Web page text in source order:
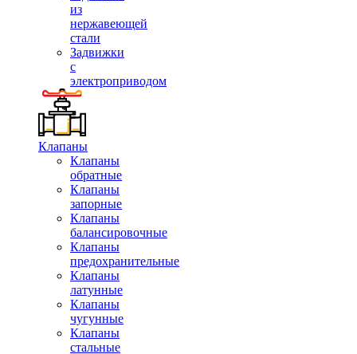
из
нержавеющей
стали
Задвижки
с
электроприводом
Клапаны
Клапаны
обратные
Клапаны
запорные
Клапаны
балансировочные
Клапаны
предохранительные
Клапаны
латунные
Клапаны
чугунные
Клапаны
стальные